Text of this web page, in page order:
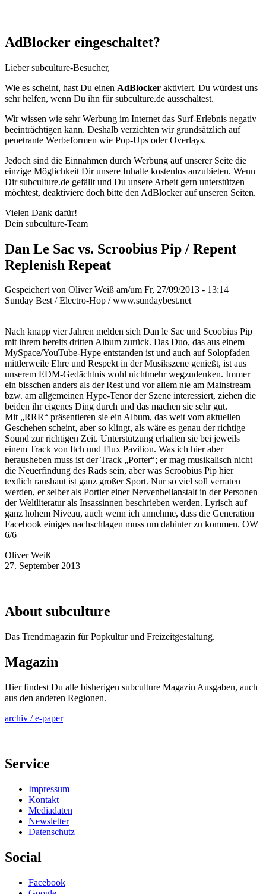
AdBlocker eingeschaltet?
Lieber subculture-Besucher,
Wie es scheint, hast Du einen AdBlocker aktiviert. Du würdest uns
sehr helfen, wenn Du ihn für subculture.de ausschaltest.
Wir wissen wie sehr Werbung im Internet das Surf-Erlebnis negativ
beeinträchtigen kann. Deshalb verzichten wir grundsätzlich auf
penetrante Werbeformen wie Pop-Ups oder Overlays.
Jedoch sind die Einnahmen durch Werbung auf unserer Seite die
einzige Möglichkeit Dir unsere Inhalte kostenlos anzubieten. Wenn
Dir subculture.de gefällt und Du unsere Arbeit gern unterstützen
möchtest, deaktiviere doch bitte den AdBlocker auf unseren Seiten.
Vielen Dank dafür!
Dein subculture-Team
Dan Le Sac vs. Scroobius Pip / Repent
Replenish Repeat
Gespeichert von Oliver Weiß am/um Fr, 27/09/2013 - 13:14
Sunday Best / Electro-Hop / www.sundaybest.net
Nach knapp vier Jahren melden sich Dan le Sac und Scoobius Pip
mit ihrem bereits dritten Album zurück. Das Duo, das aus einem
MySpace/YouTube-Hype entstanden ist und auch auf Solopfaden
mittlerweile Ehre und Respekt in der Musikszene genießt, ist aus
unserem EDM-Gedächtnis wohl nichtmehr wegzudenken. Immer
ein bisschen anders als der Rest und vor allem nie am Mainstream
bzw. am allgemeinen Hype-Tenor der Szene interessiert, ziehen die
beiden ihr eigenes Ding durch und das machen sie sehr gut.
Mit „RRR“ präsentieren sie ein Album, das weit vom aktuellen
Geschehen scheint, aber so klingt, als wäre es genau der richtige
Sound zur richtigen Zeit. Unterstützung erhalten sie bei jeweils
einem Track von Itch und Flux Pavilion. Was ich hier aber
herausheben muss ist der Track „Porter“; er mag musikalisch nicht
die Neuerfindung des Rads sein, aber was Scroobius Pip hier
textlich raushaut ist ganz großer Sport. Nur so viel soll verraten
werden, er selber als Portier einer Nervenheilanstalt in der Personen
der Weltliteratur als Insassinnen beschrieben werden. Lyrisch auf
ganz hohem Niveau, auch wenn ich annehme, dass die Generation
Facebook einiges nachschlagen muss um dahinter zu kommen. OW
6/6
Oliver Weiß
27. September 2013
About subculture
Das Trendmagazin für Popkultur und Freizeitgestaltung.
Magazin
Hier findest Du alle bisherigen subculture Magazin Ausgaben, auch
aus den anderen Regionen.
archiv / e-paper
Service
Impressum
Kontakt
Mediadaten
Newsletter
Datenschutz
Social
Facebook